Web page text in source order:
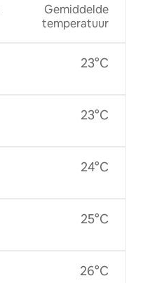
Gemiddelde
temperatuur
23°C
23°C
24°C
25°C
26°C